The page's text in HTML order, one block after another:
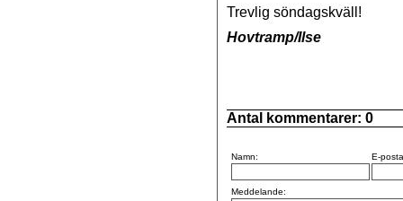
Trevlig söndagskväll!
Hovtramp/Ilse
Antal kommentarer: 0
Namn: E-
Meddelande: